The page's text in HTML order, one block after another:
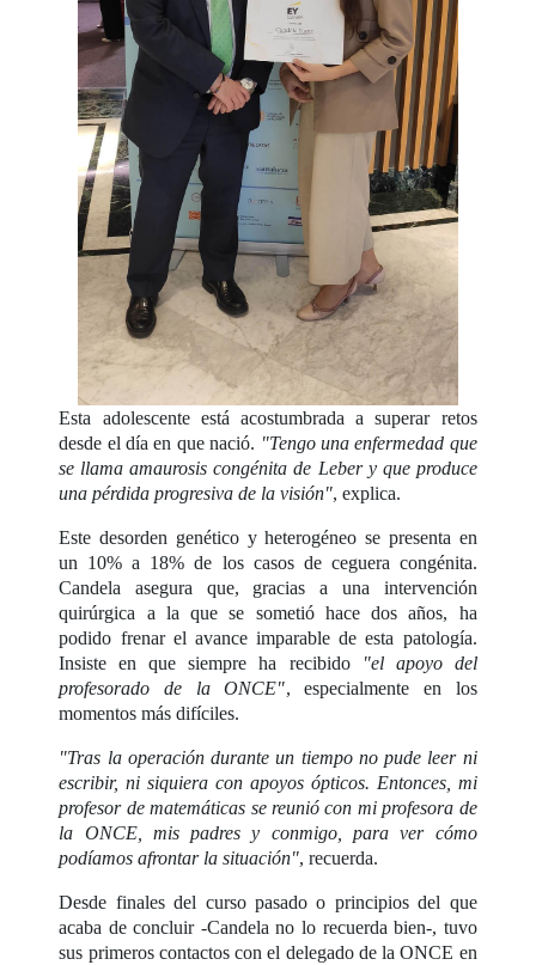
Esta adolescente está acostumbrada a superar retos
desde el día en que nació. "Tengo una enfermedad que
se llama amaurosis congénita de Leber y que produce
una pérdida progresiva de la visión", explica.
Este desorden genético y heterogéneo se presenta en
un 10% a 18% de los casos de ceguera congénita.
Candela asegura que, gracias a una intervención
quirúrgica a la que se sometió hace dos años, ha
podido frenar el avance imparable de esta patología.
Insiste en que siempre ha recibido
"el apoyo del
profesorado de la ONCE", especialmente en los
momentos más difíciles.
"Tras la operación durante un tiempo no pude leer ni
escribir, ni siquiera con apoyos ópticos. Entonces, mi
profesor de matemáticas se reunió con mi profesora de
la ONCE, mis padres y conmigo, para ver cómo
podíamos afrontar la situación", recuerda.
Desde finales del curso pasado o principios del que
acaba de concluir -Candela no lo recuerda bien-, tuvo
sus primeros contactos con el delegado de la ONCE en